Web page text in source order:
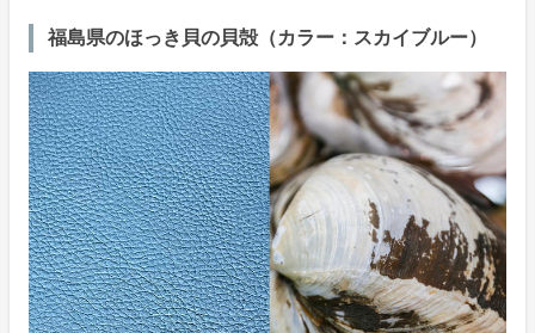
福島県のほっき貝の貝殻（カラー：スカイブルー）